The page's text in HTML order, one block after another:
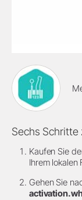
Sechs Schritte
Kaufen Sie
Ihrem
Gehen Sie